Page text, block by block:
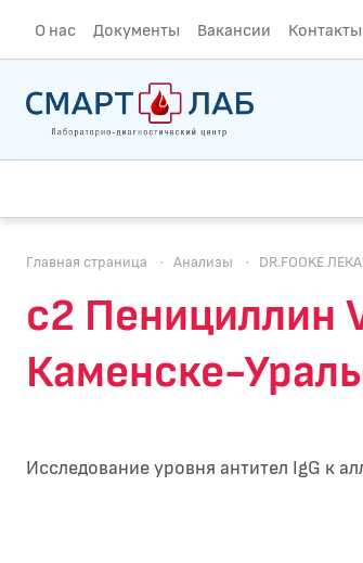
О нас Документы Вакансии Контакты
Главная страница · Анализы · DR.FOOKE
c2 Пенициллин
Каменске-
Исследование уровня антител IgG к